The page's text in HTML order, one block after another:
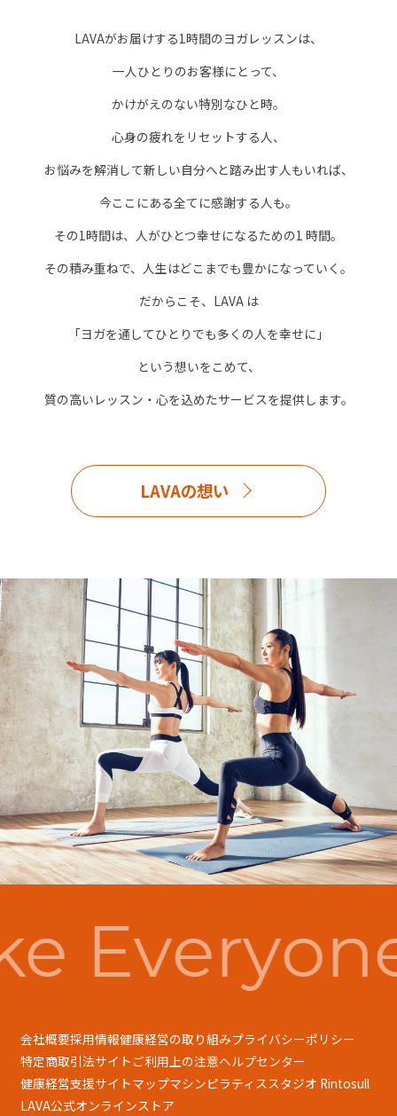
LAVAがお届けする1時間のヨガレッスンは、
一人ひとりのお客様にとって、
かけがえのない特別なひと時。
心身の疲れをリセットする人、
お悩みを解消して新しい自分へと踏み出す人もいれば、
今ここにある全てに感謝する人も。
その1時間は、人がひとつ幸せになるための1 時間。
その積み重ねで、人生はどこまでも豊かになっていく。
だからこそ、LAVA は
「ヨガを通してひとりでも多くの人を幸せに」
という想いをこめて、
質の高いレッスン・心を込めたサービスを提供します。
LAVAの想い
会社概要採用情報健康経営の取り組みプライバシーポリシー
特定商取引法サイトご利用上の注意ヘルプセンター
健康経営支援サイトマップマシンピラティススタジオ Rintosull
LAVA公式オンラインストア